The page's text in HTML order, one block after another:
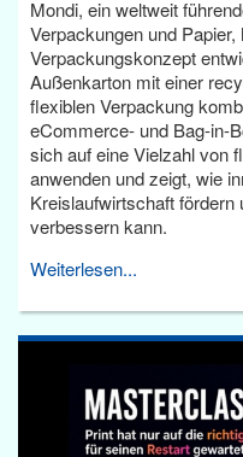
Mondi, ein weltweit
Verpackungen und
Verpackungskonzept
Außenkarton mit einer
flexiblen Verpackung
eCommerce- und Bag-in-
sich auf eine Vielzahl von
anwenden und zeigt, wie
Kreislaufwirtschaft
verbessern kann.
Weiterlesen...